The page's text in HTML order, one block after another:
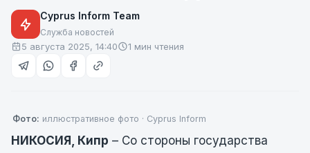
Cyprus Inform Team
Служба новостей
5 августа 2025, 14:40 1 мин чтения
Фото: иллюстративное фото · Cyprus Inform
НИКОСИЯ, Кипр – Со стороны государства